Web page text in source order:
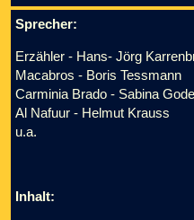
Sprecher:
Erzähler - Hans- Jörg
Macabros - Boris Tessmann
Carminia Brado - Sabina
Al Nafuur - Helmut Krauss
u.a.
Inhalt: